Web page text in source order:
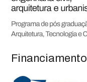
Financiamento